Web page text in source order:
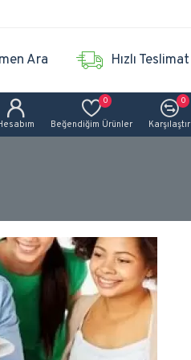
Ara Hızlı Teslimat
Beğendiğim Ürünler
0
Karşılaştır
0